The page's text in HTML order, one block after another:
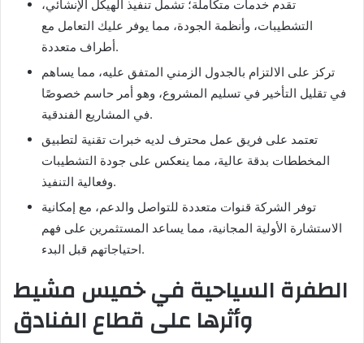
تقدم خدمات متكاملة؛ تشمل تنفيذ الهيكل الإنشائي،
التشطيبات، وأنظمة الجودة، مما يوفر عليك التعامل مع
أطراف متعددة.
تركز على الالتزام بالجدول الزمني المتفق عليه، مما يساهم
في تقليل التأخير في تسليم المشروع، وهو أمر حاسم خصوصًا
في المشاريع الفندقية.
تعتمد على فريق عمل محترف لديه خبرات تقنية لتطبيق
المخططات بدقة عالية، مما ينعكس على جودة التشطيبات
وفعالية التنفيذ.
توفر الشركة قنوات متعددة للتواصل والدعم، مع إمكانية
الاستشارة الأولية المجانية، مما يساعد المستثمرين على فهم
احتياجاتهم قبل البدء.
الطفرة السياحية في خميس مشيط
وأثرها على قطاع الفنادق